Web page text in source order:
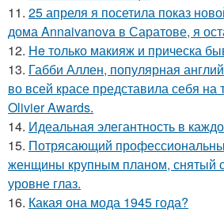
11. 25 апреля я посетила показ
дома Annaivanova в Саратове, я
12. He только макияж и прическа
13. Габби Аллен, популярная
во всей красе представила себя на
Olivier Awards.
14. Идеальная элегантность в
15. Потрясающий
женщины крупным планом, снятый
уровне глаз.
16. Какая она мода 1945 года?